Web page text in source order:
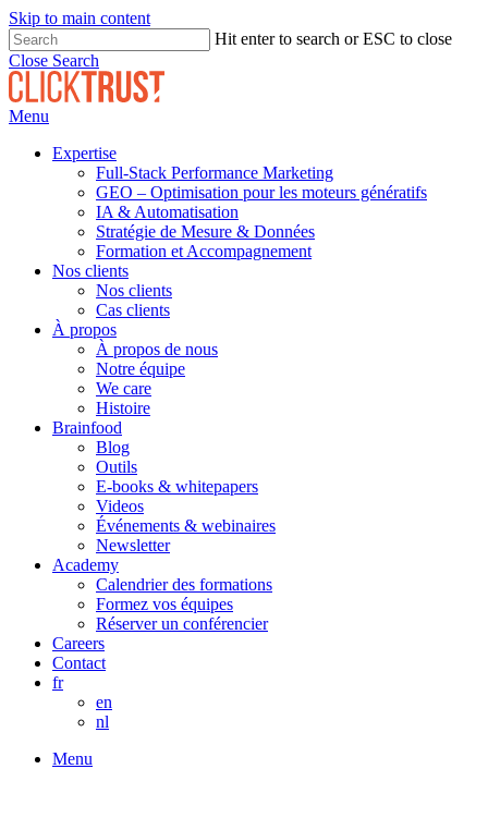
Skip to main content
Hit enter to search or ESC to close
Close Search
Menu
Expertise
Full-Stack Performance Marketing
GEO – Optimisation pour les moteurs génératifs
IA & Automatisation
Stratégie de Mesure & Données
Formation et Accompagnement
Nos clients
Nos clients
Cas clients
À propos
À propos de nous
Notre équipe
We care
Histoire
Brainfood
Blog
Outils
E-books & whitepapers
Videos
Événements & webinaires
Newsletter
Academy
Calendrier des formations
Formez vos équipes
Réserver un conférencier
Careers
Contact
fr
en
nl
Menu